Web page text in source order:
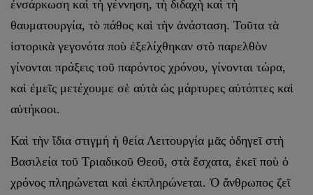
ἐνσάρκωση καὶ τὴ γέννηση, τὴ διδαχὴ καὶ τὴ
θαυματουργία, τὸ πάθος καὶ τὴν ἀνάσταση. Τοῦτα τὰ
ἱστορικὰ γεγονότα ποὺ ἐξελίχθηκαν στὸ παρελθὸν
γίνονται πράξεις τοῦ παρόντος χρόνου, γίνονται τώρα,
καὶ ἐμεῖς μετέχουμε σὲ αὐτὰ ὡς μάρτυρες αὐτόπτες καὶ
αὐτήκοοι.
Καὶ τὴν ἴδια στιγμή ἡ θεία Λειτουργία μᾶς ὁδηγεῖ στὴ
Βασιλεία τοῦ Τριαδικοῦ Θεοῦ, στὰ ἔσχατα, ἐκεῖ ποὺ ὁ
χρόνος πληρώνεται καὶ ἐκπληρώνεται. Ὁ ἄνθρωπος ζεῖ